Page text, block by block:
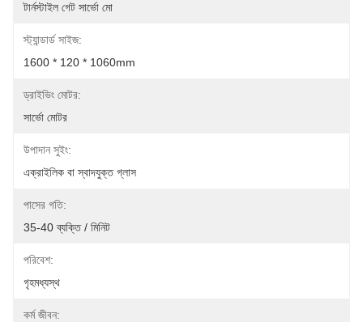
টার্নস্টাইল গেট সার্ভো মো
স্ট্যান্ডার্ড সাইজ:
1600 * 120 * 1060mm
ড্রাইভিং মোটর:
সার্ভো মোটর
উপাদান সুইং:
এক্রাইলিক বা স্বাদযুক্ত গ্লাস
পাসের গতি:
35-40 ব্যক্তি / মিনিট
পরিবেশ:
গৃহমধ্যস্থ
কর্ম জীবন: